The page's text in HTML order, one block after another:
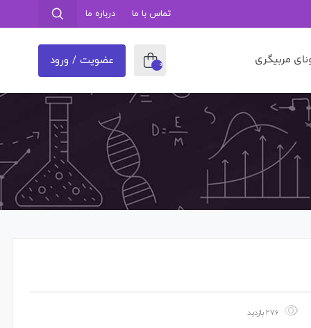
تماس با ما درباره ما
مربیگری 0 عضویت / ورود